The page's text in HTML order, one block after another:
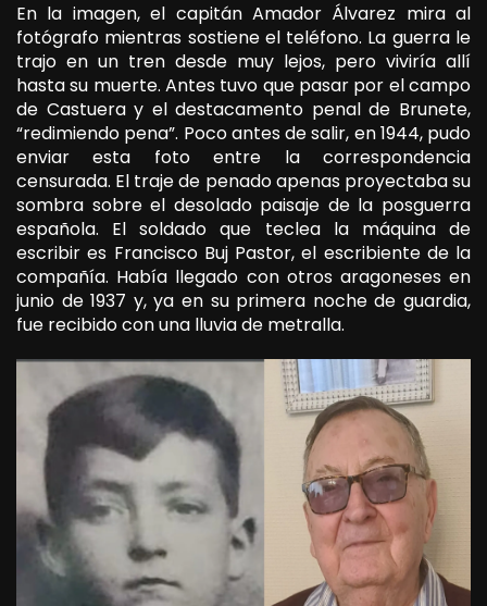
En la imagen, el capitán Amador Álvarez mira al
fotógrafo mientras sostiene el teléfono. La guerra le
trajo en un tren desde muy lejos, pero viviría allí
hasta su muerte. Antes tuvo que pasar por el campo
de Castuera y el destacamento penal de Brunete,
“redimiendo pena”. Poco antes de salir, en 1944, pudo
enviar esta foto entre la correspondencia
censurada. El traje de penado apenas proyectaba su
sombra sobre el desolado paisaje de la posguerra
española. El soldado que teclea la máquina de
escribir es Francisco Buj Pastor, el escribiente de la
compañía. Había llegado con otros aragoneses en
junio de 1937 y, ya en su primera noche de guardia,
fue recibido con una lluvia de metralla.